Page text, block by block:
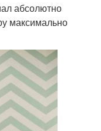
абсолютно
максимально